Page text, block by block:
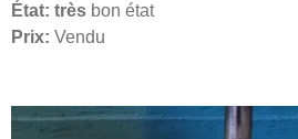
État: très bon état
Prix: Vendu